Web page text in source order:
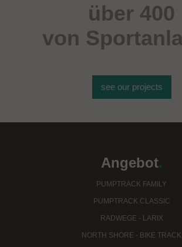
über 400
von
see our projects
Angebot.
PUMPTRACK FAMILY
PUMPTRACK CLASSIC
RADWEGE - LARIX
NORTH SHORE - BIKE TRACK